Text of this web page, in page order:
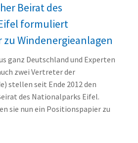
Beirat des
formuliert
zu Windenergieanlagen
ganz Deutschland und Experten
zwei Vertreter der
stellen seit Ende 2012 den
des Nationalparks Eifel.
sie nun ein Positionspapier zu